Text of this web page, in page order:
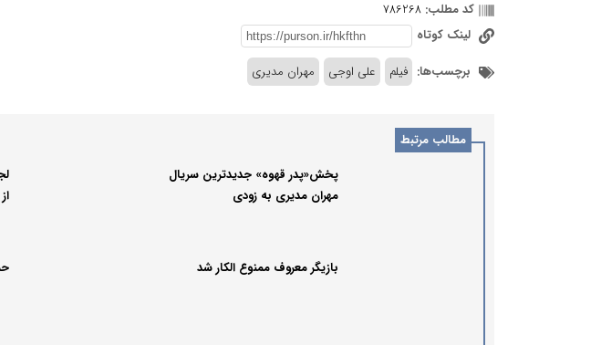
کد مطلب: 786268
لینک کوتاه
برچسب‌ها: فیلم علی اوجی مهران مدیری
مطالب مرتبط
پخش«پدر قهوه» جدیدترین سریال
مهران مدیری به زودی
بازیگر معروف ممنوع الکار شد